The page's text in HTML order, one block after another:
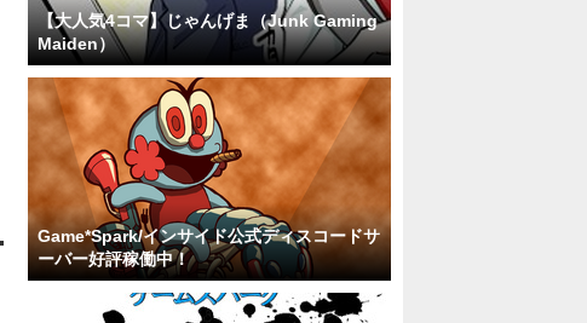
【大人気4コマ】じゃんげま（Junk Gaming
Maiden）
Game*Spark/インサイド公式ディスコードサ
ーバー好評稼働中！